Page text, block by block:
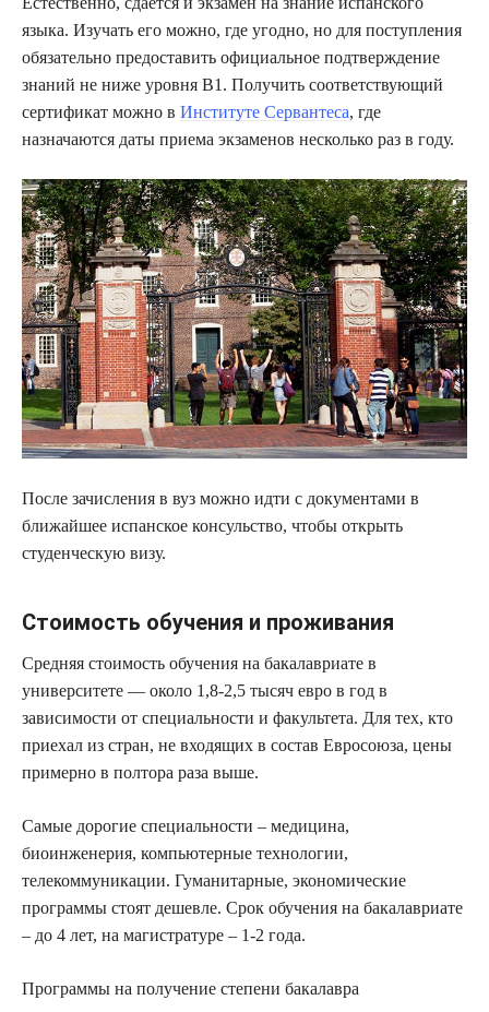
языка. Изучать его можно, где угодно, но для поступления
обязательно предоставить официальное подтверждение
знаний не ниже уровня B1. Получить соответствующий
сертификат можно в Институте Сервантеса, где
назначаются даты приема экзаменов несколько раз в году.
После зачисления в вуз можно идти с документами в
ближайшее испанское консульство, чтобы открыть
студенческую визу.
Стоимость обучения и проживания
Средняя стоимость обучения на бакалавриате в
университете — около 1,8-2,5 тысяч евро в год в
зависимости от специальности и факультета. Для тех, кто
приехал из стран, не входящих в состав Евросоюза, цены
примерно в полтора раза выше.
Самые дорогие специальности – медицина,
биоинженерия, компьютерные технологии,
телекоммуникации. Гуманитарные, экономические
программы стоят дешевле. Срок обучения на бакалавриате
– до 4 лет, на магистратуре – 1-2 года.
Программы на получение степени бакалавра